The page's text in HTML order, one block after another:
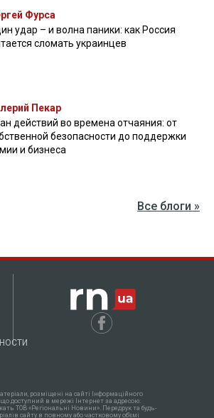
Фурса
удар – и волна паники: как Россия
сломать украинцев
Пекар
действий во времена отчаяния: от
безопасности до поддержки
и бизнеса
Все блоги »
розміщені на сайті Інформаційного
доступний в мережі Інтернет за адресою:
ТОВ «Регіональні Новини». Передрук та будь-
сайту в повному або частковому об'ємі